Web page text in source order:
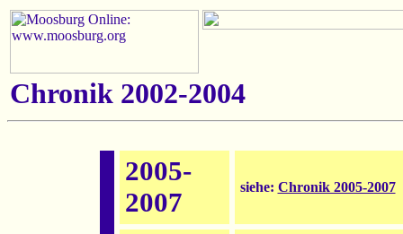
Chronik 2002-2004
2005-
2007
siehe: Chronik 2005-2007